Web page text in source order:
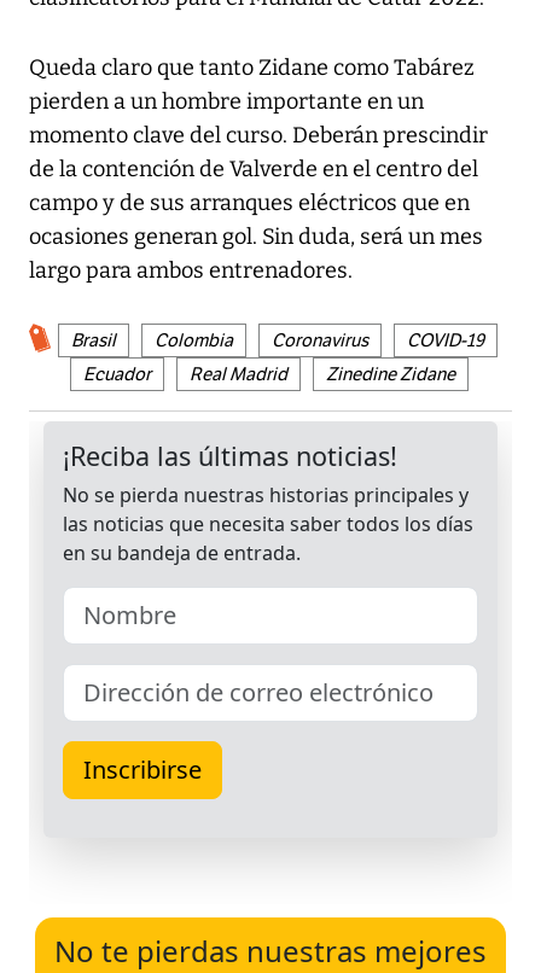
Queda claro que tanto Zidane como Tabárez
pierden a un hombre importante en un
momento clave del curso. Deberán prescindir
de la contención de Valverde en el centro del
campo y de sus arranques eléctricos que en
ocasiones generan gol. Sin duda, será un mes
largo para ambos entrenadores.
Brasil Colombia Coronavirus
COVID-19
Ecuador
Real Madrid Zinedine Zidane
No te pierdas nuestras mejores